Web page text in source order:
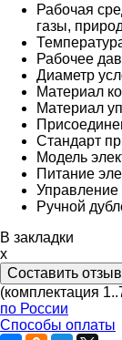
Рабочая
газы,
Рабочее
Диаметр
Материал
Материал
Стандарт
Модель
Питание
Ручной
В закладки
x
Составить отзыв
(комплектация
по России
Способы оплаты